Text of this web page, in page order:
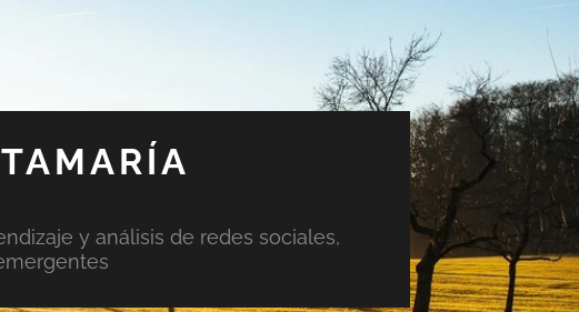
y análisis de redes sociales,